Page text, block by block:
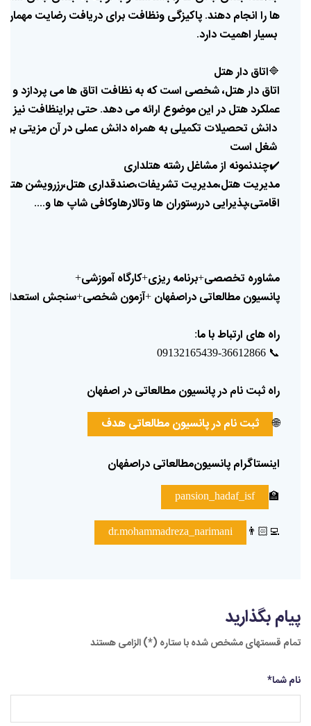
هاراانجامدهند. پاکیزگیونظافتبرایدریافترضایتمهمان،
بسیاراهمیتدارد.
🔷اتاقدارهتل
اتاقدارهتل،شخصی استکهبهنظافت اتاقهامیپردازدو
عملکردهتلدراینموضوع ارائهمیدهد. حتیبراینظافتنیز
دانش تحصیلات تکمیلیبههمراهدانشعملیدرآنمزیتی
شغل است
✔️چندنمونه ازمشاغلرشتههتلداری
مدیریتهتل،مدیریت تشریفات،صندقداریهتل،رزرویشن
اقامتی،پذیراییدررستورانهاوتالارهاوکافیشاپهاو....
مشاوره تخصصی+برنامهریزی+کارگاهآموزشی+
پانسیونمطالعاتیدراصفهان +آزمونشخصی+سنجش استعداد
راههای ارتباطباما:
📞
راهثبتنامدرپانسیونمطالعاتیدراصفهان
🌐
ثبتنامدرپانسیونمطالعاتیهدف
اینستاگرامپانسیون‌مطالعاتیدراصفهان
🏫
pansion_hadaf_isf
👨🏻‍💻
dr.mohammadreza_narimani
پیام بگذارید
تمام قسمتهای مشخص شده با ستاره (*) الزامی هستند
نام شما*